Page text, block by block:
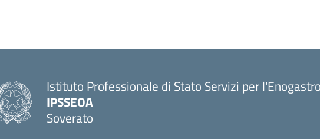
Istituto Professionale di Stato Servizi per
IPSSEOA
Soverato